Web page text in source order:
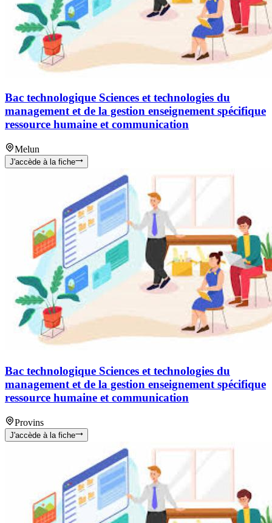
Bac technologique Sciences et technologies du
management et de la gestion enseignement spécifique
ressource humaine et communication
Melun
J'accède à la fiche
Bac technologique Sciences et technologies du
management et de la gestion enseignement spécifique
ressource humaine et communication
Provins
J'accède à la fiche